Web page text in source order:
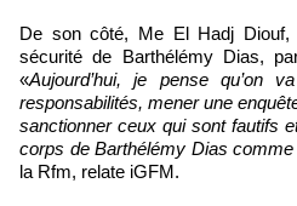
De son côté, Me El Hadj
sécurité de Barthélémy Dias,
«Aujourd’hui, je pense qu’on
responsabilités, mener une
sanctionner ceux qui sont fautifs
corps de Barthélémy Dias
la Rfm, relate iGFM.